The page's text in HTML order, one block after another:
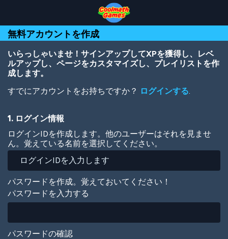
Top
of
Page
Navigation
Main
Content
Footer
ン
コ
ン
移
無料アカウントを作成
いらっしゃいませ！サインアップしてXPを獲得し、レベ
ルアップし、ページをカスタマイズし、プレイリストを作
成します。
すでにアカウントをお持ちですか？ ログインする.
1. ログイン情報
ログインIDを作成します。他のユーザーはそれを見ませ
ん。覚えている名前を選択してください。
パスワードを作成。覚えておいてください！
パスワードを入力する
パスワードの確認